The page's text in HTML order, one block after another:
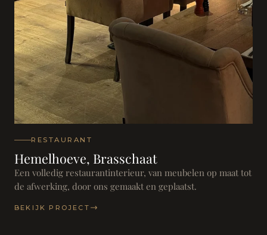
RESTAURANT
Hemelhoeve, Brasschaat
Een volledig restaurantinterieur, van meubelen op maat tot
de afwerking, door ons gemaakt en geplaatst.
BEKIJK PROJECT